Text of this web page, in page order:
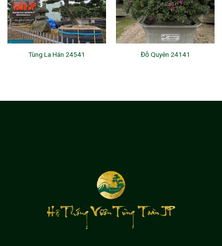
Tùng La Hán 24541 Đỗ Quyên 24141